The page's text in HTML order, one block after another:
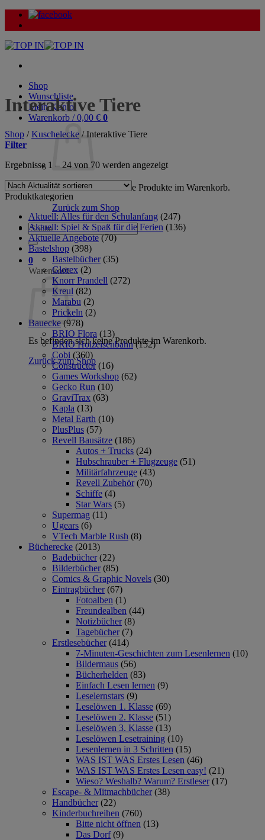
Zum
Inhalt
Shop
Wunschliste
Mein Konto
Warenkorb /0,00 € 0
Es befinden sich keine Produkte im Warenkorb.
Zurück zum Shop
Suche
nach:
0
Warenkorb
Es befinden sich keine Produkte im Warenkorb.
Zurück zum Shop
Interaktive Tiere
Shop / Kuschelecke /Interaktive Tiere
Filter
Ergebnisse 1 – 24 von 70 werden angezeigtNach
sortiert
Produktkategorien
Aktuell: Alles für den Schulanfang (247)
Aktuell: Spiel & Spaß für die Ferien (136)
Aktuelle Angebote (70)
Bastelshop (398)
Bastelbücher (35)
Glorex (2)
Knorr Prandell (272)
Kreul (82)
Marabu (2)
Prickeln (2)
Bauecke (978)
BRIO Flora (13)
BRIO Holzeisenbahn (152)
Cobi (360)
Constructor (16)
Games Workshop (62)
Gecko Run (10)
GraviTrax (63)
Kapla (13)
Metal Earth (10)
PlusPlus (57)
Revell Bausätze (186)
Autos + Trucks (24)
Hubschrauber + Flugzeuge (51)
Militärfahrzeuge (43)
Revell Zubehör (70)
Schiffe (4)
Star Wars (5)
Supermag (11)
Ugears (6)
VTech Marble Rush (8)
Bücherecke (2013)
Badebücher (22)
Bilderbücher (85)
Comics & Graphic Novels (30)
Eintragbücher (67)
Fotoalben (1)
Freundealben (44)
Notizbücher (8)
Tagebücher (7)
Erstlesebücher (414)
7-Minuten-Geschichten zum Lesenlernen (10)
Bildermaus (56)
Bücherhelden (83)
Einfach Lesen lernen (9)
Leselernstars (9)
Leselöwen 1. Klasse (69)
Leselöwen 2. Klasse (51)
Leselöwen 3. Klasse (13)
Leselöwen Lesetraining (10)
Lesenlernen in 3 Schritten (15)
WAS IST WAS Erstes Lesen (46)
WAS IST WAS Erstes Lesen easy! (21)
Wieso? Weshalb? Warum? Erstleser (17)
Escape- & Mitmachbücher (38)
Handbücher (22)
Kinderbuchreihen (760)
Bitte nicht öffnen (13)
Das Dorf (9)